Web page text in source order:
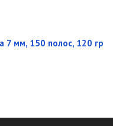
7 мм, 150 полос, 120 гр